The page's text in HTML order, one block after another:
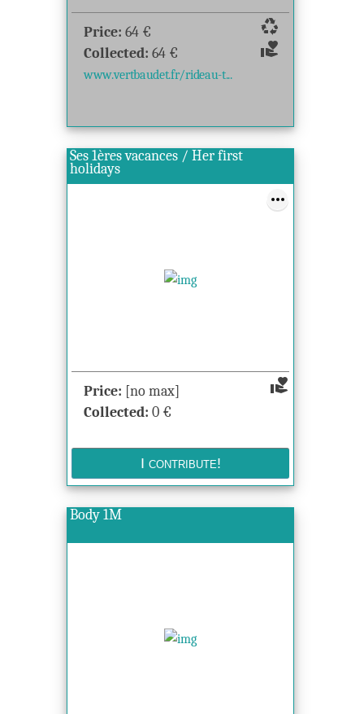
recycling
volunteer_activism
Price: 64 €
Collected: 64 €
www.vertbaudet.fr/rideau-t...
Ses 1ères vacances / Her first
holidays
volunteer_activism
Price: [no max]
Collected: 0 €
Body 1M